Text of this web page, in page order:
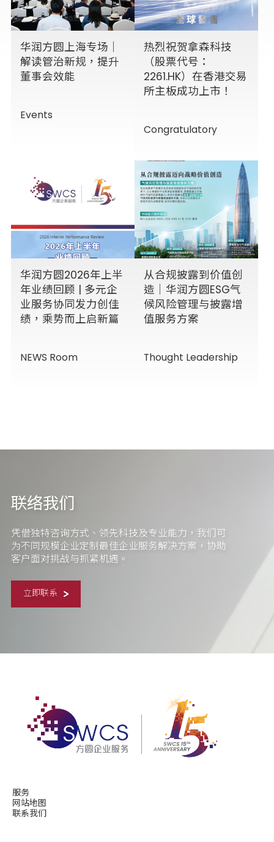
华润方圆上海专场｜
解读管治新规，提升
董事会效能
Events
热烈祝贺拿森科技
（股票代号：
2261.HK）在香港交易
所主板成功上市！
Congratulatory
华润方圆2026年上半
年业绩回顾 | 多元企
业服务协同发力创佳
绩，乘势而上启新篇
NEWS Room
从合规披露到价值创
造｜华润方圆ESG气
候风险管理与披露增
值服务方案
Thought Leadership
联络我们
凭借独特咨询方式、领先科技及专业能力，我们可
为不同规模企业定制最佳企业服务解决方案，协助
客户面对挑战与抓紧机遇。
立即联系
服务
网站地图
联系我们